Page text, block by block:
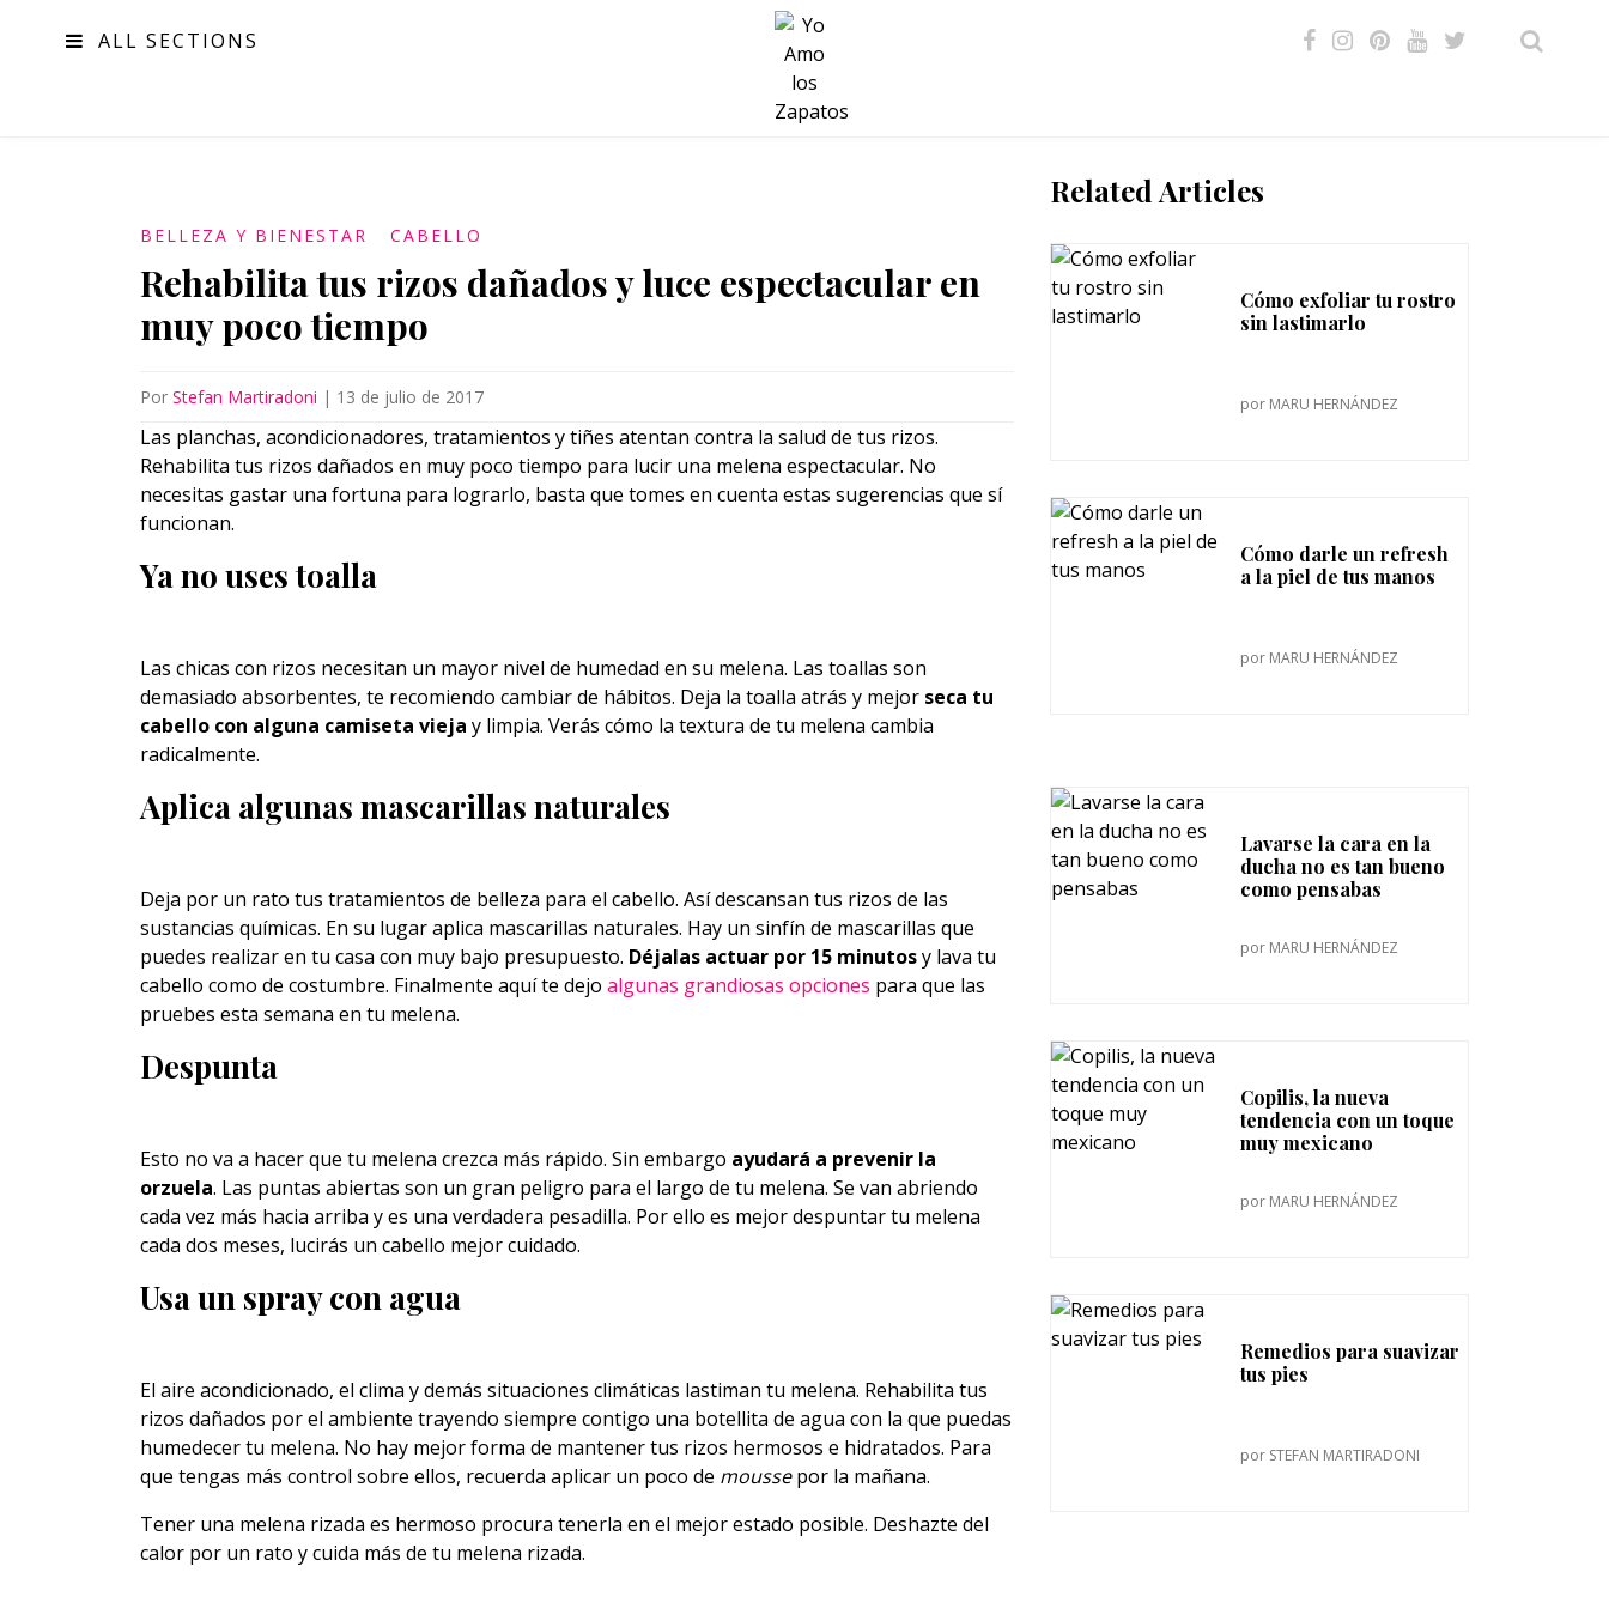
ALL SECTIONS
SALUD
BELLEZA Y BIENESTAR CABELLO
Rehabilita tus rizos dañados y luce espectacular en
muy poco tiempo
Por Stefan Martiradoni | 13 de julio de 2017
Las planchas, acondicionadores, tratamientos y tiñes atentan contra la salud de tus rizos.
Rehabilita tus rizos dañados en muy poco tiempo para lucir una melena espectacular. No
necesitas gastar una fortuna para lograrlo, basta que tomes en cuenta estas sugerencias que sí
funcionan.
Ya no uses toalla
Las chicas con rizos necesitan un mayor nivel de humedad en su melena. Las toallas son
demasiado absorbentes, te recomiendo cambiar de hábitos. Deja la toalla atrás y mejor seca tu
cabello con alguna camiseta vieja y limpia. Verás cómo la textura de tu melena cambia
radicalmente.
Aplica algunas mascarillas naturales
Deja por un rato tus tratamientos de belleza para el cabello. Así descansan tus rizos de las
sustancias químicas. En su lugar aplica mascarillas naturales. Hay un sinfín de mascarillas que
puedes realizar en tu casa con muy bajo presupuesto. Déjalas actuar por 15 minutosy lava tu
cabello como de costumbre. Finalmente aquí te dejo algunas grandiosas opciones para que las
pruebes esta semana en tu melena.
Despunta
Esto no va a hacer que tu melena crezca más rápido. Sin embargo ayudará a prevenir la
orzuela. Las puntas abiertas son un gran peligro para el largo de tu melena. Se van abriendo
cada vez más hacia arriba y es una verdadera pesadilla. Por ello es mejor despuntar tu melena
cada dos meses, lucirás un cabello mejor cuidado.
Usa un spray con agua
El aire acondicionado, el clima y demás situaciones climáticas lastiman tu melena. Rehabilita tus
rizos dañados por el ambiente trayendo siempre contigo una botellita de agua con la que puedas
humedecer tu melena. No hay mejor forma de mantener tus rizos hermosos e hidratados. Para
que tengas más control sobre ellos, recuerda aplicar un poco de moussepor la mañana.
Tener una melena rizada es hermoso procura tenerla en el mejor estado posible. Deshazte del
calor por un rato y cuida más de tu melena rizada.
Related Articles
Cómo exfoliar tu rostro
sin lastimarlo
por MARU HERNÁNDEZ
Cómo darle un refresh
a la piel de tus manos
por MARU HERNÁNDEZ
Lavarse la cara en la
ducha no es tan bueno
como pensabas
por MARU HERNÁNDEZ
Copilis, la nueva
tendencia con un toque
muy mexicano
por MARU HERNÁNDEZ
Remedios para suavizar
tus pies
por STEFAN MARTIRADONI